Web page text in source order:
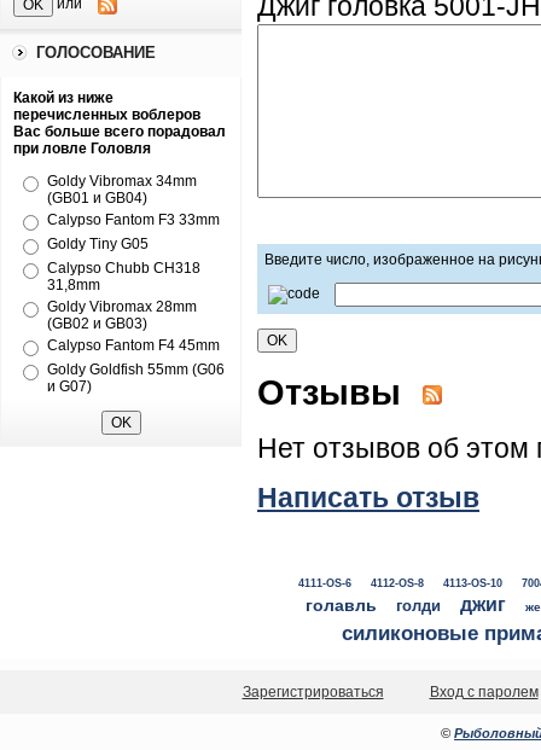
или
ГОЛОСОВАНИЕ
Какой из ниже
перечисленных воблеров
Вас больше всего порадовал
при ловле Головля
Goldy Vibromax 34mm
(GB01 и GB04)
Calypso Fantom F3 33mm
Goldy Tiny G05
Calypso Chubb CH318
31,8mm
Goldy Vibromax 28mm
(GB02 и GB03)
Calypso Fantom F4 45mm
Goldy Goldfish 55mm (G06
и G07)
Джиг головка 5001-
Введите число, изображенное на
Отзывы
Нет отзывов об этом
Написать отзыв
4111-OS-6 4112-OS-8 4113-OS-10
голавль голди джиг
силиконовые
Зарегистрироваться Вход с паролем
© Рыболовный